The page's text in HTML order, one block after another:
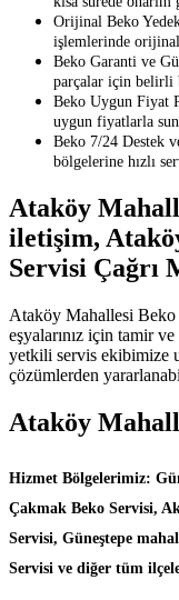
Orijinal Beko
işlemlerinde
Beko Garanti ve
parçalar için belirli
Beko Uygun Fiyat
uygun fiyatlarla
Beko 7/24 Destek
bölgelerine hızlı
Ataköy
iletişim,
Servisi Çağrı
Ataköy Mahallesi
eşyalarınız için tamir
yetkili servis ekibimize
çözümlerden
Ataköy
Hizmet Bölgelerimiz:
Çakmak Beko Servisi,
Servisi, Güneştepe
Servisi ve diğer tüm